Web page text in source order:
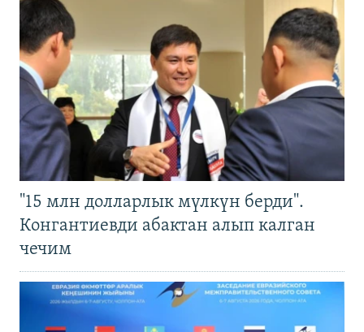
"15 млн долларлык мүлкүн берди".
Конгантиевди абактан алып калган
чечим